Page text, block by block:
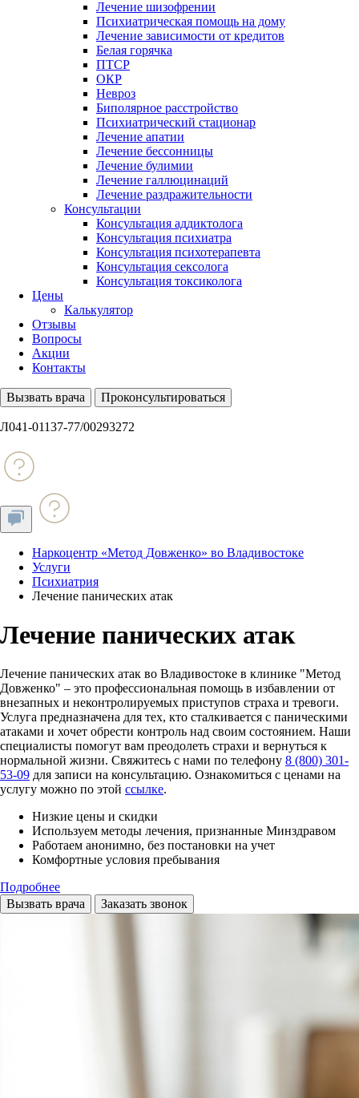
Лечение шизофрении
Психиатрическая помощь на дому
Лечение зависимости от кредитов
Белая горячка
ПТСР
ОКР
Невроз
Биполярное расстройство
Психиатрический стационар
Лечение апатии
Лечение бессонницы
Лечение булимии
Лечение галлюцинаций
Лечение раздражительности
Консультации
Консультация аддиктолога
Консультация психиатра
Консультация психотерапевта
Консультация сексолога
Консультация токсиколога
Цены
Калькулятор
Отзывы
Вопросы
Акции
Контакты
Вызвать врача Проконсультироваться
Л041-01137-77/00293272
Наркоцентр «Метод Довженко» во Владивостоке
Услуги
Психиатрия
Лечение панических атак
Лечение панических атак
Лечение панических атак во Владивостоке в клинике "Метод
Довженко" – это профессиональная помощь в избавлении от
внезапных и неконтролируемых приступов страха и тревоги.
Услуга предназначена для тех, кто сталкивается с паническими
атаками и хочет обрести контроль над своим состоянием. Наши
специалисты помогут вам преодолеть страхи и вернуться к
нормальной жизни. Свяжитесь с нами по телефону 8 (800) 301-
53-09 для записи на консультацию. Ознакомиться с ценами на
услугу можно по этой ссылке.
Низкие цены и скидки
Используем методы лечения, признанные Минздравом
Работаем анонимно, без постановки на учет
Комфортные условия пребывания
Подробнее
Вызвать врача
Заказать звонок